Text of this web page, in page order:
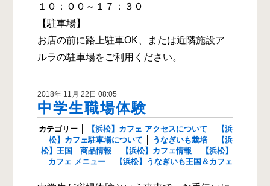
１０：００～１７：３０
【駐車場】
お店の前に路上駐車OK、または近隣施設ア
ルラの駐車場をご利用ください。
2018年 11月 22日 08:05
中学生職場体験
カテゴリー 【浜松】カフェ アクセスについて
【浜
松】カフェ駐車場について
うなぎいも栽培
【浜
松】王国 商品情報
【浜松】カフェ情報
【浜松】
カフェ メニュー
【浜松】うなぎいも王国＆カフェ